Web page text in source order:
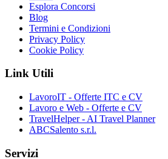
Esplora Concorsi
Blog
Termini e Condizioni
Privacy Policy
Cookie Policy
Link Utili
LavoroIT - Offerte ITC e CV
Lavoro e Web - Offerte e CV
TravelHelper - AI Travel Planner
ABCSalento s.r.l.
Servizi